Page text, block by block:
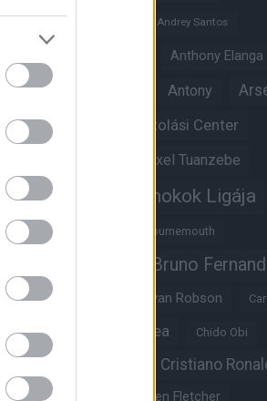
Andreas Pereira
Andrey Santos
Anthony Elanga
Anthony Martial Antony
Aston Villa Átigazolási Center
Axel Tuanzebe
Ayden Heaven Bajnokok Ligája
Benjamin Sesko Bournemouth
Bruno
Bryan Mbeumo Bryan Robson
Casemiro Chelsea Chido Obi
Cristiano
Crystal Palace Darren Fletcher